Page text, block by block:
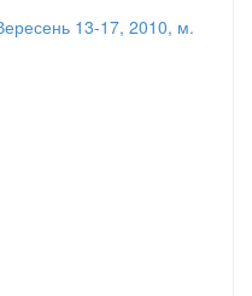
Вересень 13-17, 2010, м.